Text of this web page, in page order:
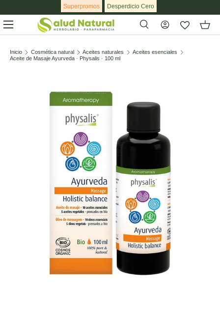
Ir al contenido
Superpromos Desperdicio Cero
Inicio Cosmética natural Aceites naturales
Aceites esenciales
Aceite de Masaje Ayurveda · Physalis · 100 ml